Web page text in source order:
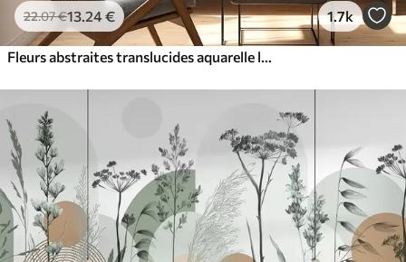
22.07€13 .24€ 1.7k